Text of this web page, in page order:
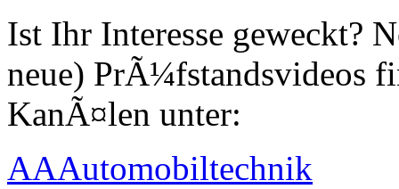
Ist Ihr Interesse geweckt?
neue) PrÃ¼fstandsvideos
KanÃ¤len unter:
AAAutomobiltechnik